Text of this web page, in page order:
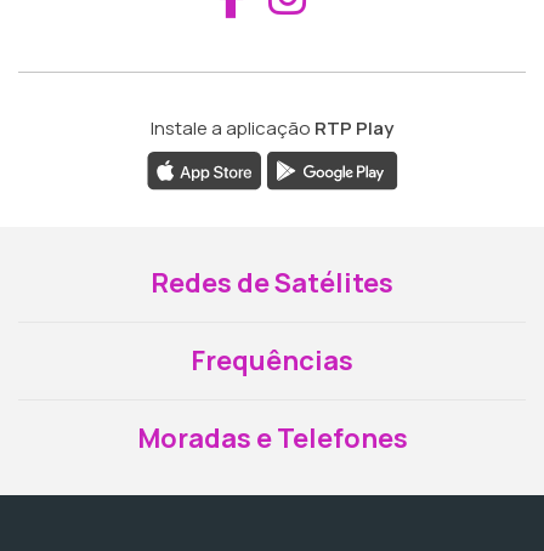
Instale a aplicação RTP Play
Redes de Satélites
Frequências
Moradas e Telefones